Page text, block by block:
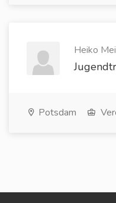
Heiko
Potsdam